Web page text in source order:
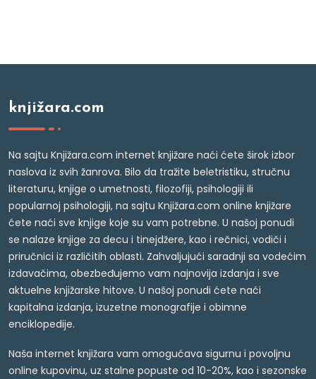
knjižara.com
Na sajtu Knjižara.com internet knjižare naći ćete širok izbor
naslova iz svih žanrova. Bilo da tražite beletristiku, stručnu
literaturu, knjige o umetnosti, filozofiji, psihologiji ili
popularnoj psihologiji, na sajtu Knjižara.com online knjižare
ćete naći sve knjige koje su vam potrebne. U našoj ponudi
se nalaze knjige za decu i tinejdžere, kao i rečnici, vodiči i
priručnici iz različitih oblasti. Zahvaljujući saradnji sa vodećim
izdavačima, obezbeđujemo vam najnovija izdanja i sve
aktuelne knjižarske hitove. U našoj ponudi ćete naći
kapitalna izdanja, izuzetne monografije i obimne
enciklopedije.
Naša internet knjižara vam omogućava sigurnu i povoljnu
online kupovinu, uz stalne popuste od 10-20%, kao i sezonske